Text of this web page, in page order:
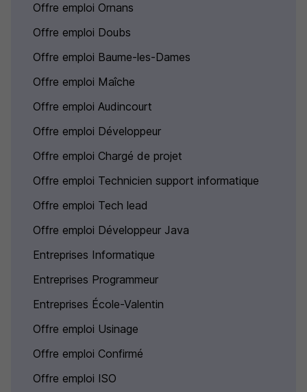
Offre emploi Ornans
Offre emploi Doubs
Offre emploi Baume-les-Dames
Offre emploi Maîche
Offre emploi Audincourt
Offre emploi Développeur
Offre emploi Chargé de projet
Offre emploi Technicien support informatique
Offre emploi Tech lead
Offre emploi Développeur Java
Entreprises Informatique
Entreprises Programmeur
Entreprises École-Valentin
Offre emploi Usinage
Offre emploi Confirmé
Offre emploi ISO